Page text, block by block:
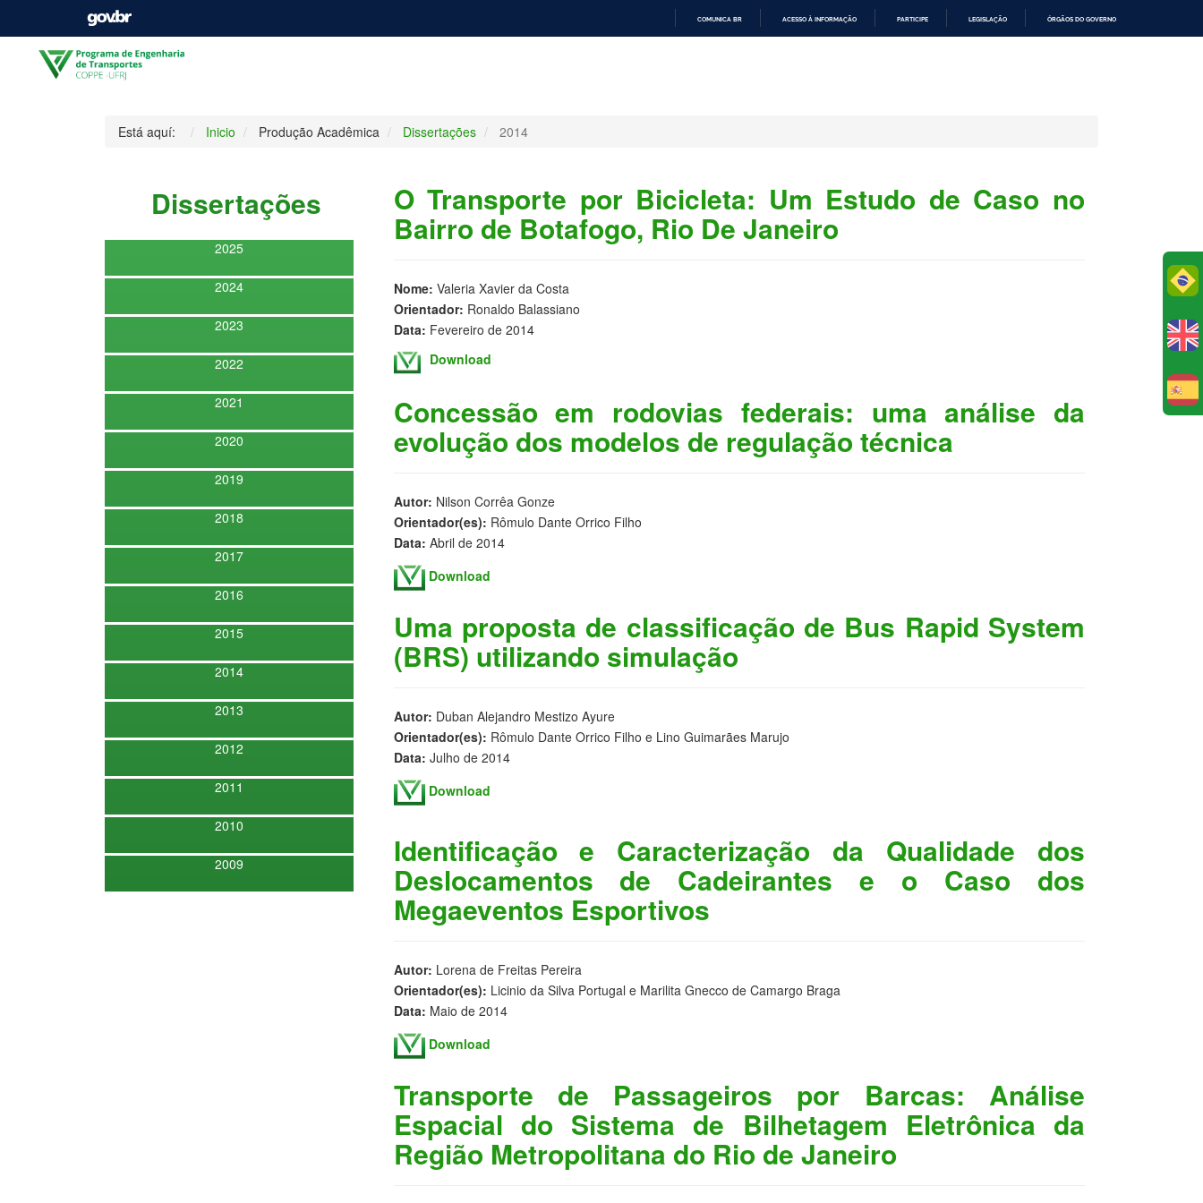
COMUNICA BR ACESSO À INFORMAÇÃO PARTICIPE LEGISLAÇÃO ÓRGÃOS DO GOVERNO
Está aquí: Inicio Produção Acadêmica Dissertações 2014
Dissertações
2025
2024
2023
2022
2021
2020
2019
2018
2017
2016
2015
2014
2013
2012
2011
2010
2009
O Transporte por Bicicleta: Um Estudo de Caso no
Bairro de Botafogo, Rio De Janeiro
Nome: Valeria Xavier da Costa
Orientador: Ronaldo Balassiano
Data: Fevereiro de 2014
Download
Concessão em rodovias federais: uma análise da
evolução dos modelos de regulação técnica
Autor: Nilson Corrêa Gonze
Orientador(es): Rômulo Dante Orrico Filho
Data: Abril de 2014
Download
Uma proposta de classificação de Bus Rapid System
(BRS) utilizando simulação
Autor: Duban Alejandro Mestizo Ayure
Orientador(es): Rômulo Dante Orrico Filho e Lino Guimarães Marujo
Data: Julho de 2014
Download
Identificação e Caracterização da Qualidade dos
Deslocamentos de Cadeirantes e o Caso dos
Megaeventos Esportivos
Autor: Lorena de Freitas Pereira
Orientador(es): Licinio da Silva Portugal e Marilita Gnecco de Camargo Braga
Data: Maio de 2014
Download
Transporte de Passageiros por Barcas: Análise
Espacial do Sistema de Bilhetagem Eletrônica da
Região Metropolitana do Rio de Janeiro